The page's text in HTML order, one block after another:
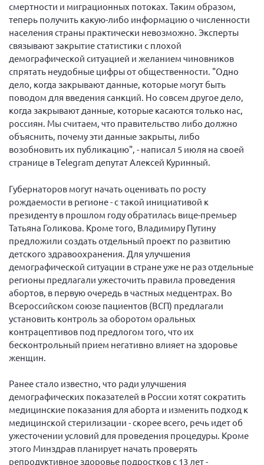
Исследования, аналитика, мнения
Всероссийская онлайн конференция
"Рассеянный склероз. XX лет работы
ОООИБРС" (25-29.08.2020)
Всероссийская конференция-тренинг
"Рассеянный склероз: новые реалии" (26-
29.05.2022)
Общероссийская РС
Архангельская область
Брянская область
Владимирская область
Волгоградская область
Воронежская область
Ивановская область
Калининградская область
Кемеровская область
Кировская область
Краснодарский край
Красноярский край
Липецкая область
Ленинградская область
г. Москва
Московская область
смертности и миграционных потоках. Таким образом,
теперь получить какую-либо информацию о численности
населения страны практически невозможно. Эксперты
связывают закрытие статистики с плохой
демографической ситуацией и желанием чиновников
спрятать неудобные цифры от общественности. "Одно
дело, когда закрывают данные, которые могут быть
поводом для введения санкций. Но совсем другое дело,
когда закрывают данные, которые касаются только нас,
россиян. Мы считаем, что правительство либо должно
объяснить, почему эти данные закрыты, либо
возобновить их публикацию", - написал 5 июля на своей
странице в Тelegram депутат Алексей Куринный.
Губернаторов могут начать оценивать по росту
рождаемости в регионе - с такой инициативой к
президенту в прошлом году обратилась вице-премьер
Татьяна Голикова. Кроме того, Владимиру Путину
предложили создать отдельный проект по развитию
детского здравоохранения. Для улучшения
демографической ситуации в стране уже не раз отдельные
регионы предлагали ужесточить правила проведения
абортов, в первую очередь в частных медцентрах. Во
Всероссийском союзе пациентов (ВСП) предлагали
установить контроль за оборотом оральных
контрацептивов под предлогом того, что их
бесконтрольный прием негативно влияет на здоровье
женщин.
Ранее стало известно, что ради улучшения
демографических показателей в России хотят сократить
медицинские показания для аборта и изменить подход к
медицинской стерилизации - скорее всего, речь идет об
ужесточении условий для проведения процедуры. Кроме
этого Минздрав планирует начать проверять
репродуктивное здоровье подростков с 13 лет -